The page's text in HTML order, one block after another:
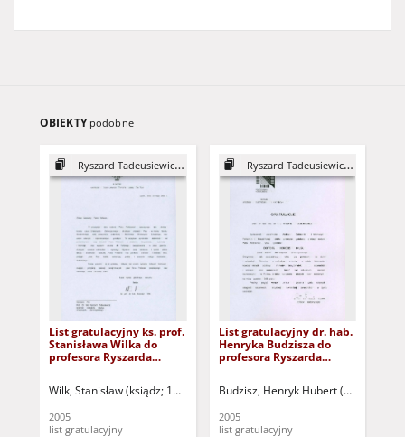
OBIEKTY podobne
Ryszard Tadeusiewicz - DHC
List gratulacyjny ks. prof.
Stanisława Wilka do
profesora Ryszarda
Wilk, Stanisław (ksiądz; 1944- )
2005
list gratulacyjny
Ryszard Tadeusiewicz - DHC
List gratulacyjny dr. hab.
Henryka Budzisza do
profesora Ryszarda
Budzisz, Henryk Hubert (1950- )
2005
list gratulacyjny